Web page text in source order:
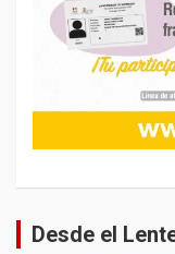
Desde el